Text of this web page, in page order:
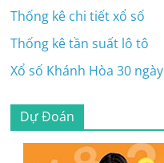
Thống kê chi tiết xổ số
Thống kê tần suất lô tô
Xổ số Khánh Hòa 30 ngày
Dự Đoán